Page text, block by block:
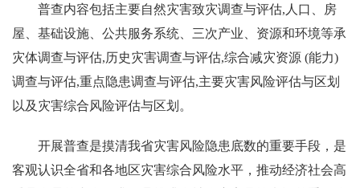
普查内容包括主要自然灾害致灾调查与评估,人口、房
屋、基础设施、公共服务系统、三次产业、资源和环境等承
灾体调查与评估,历史灾害调查与评估,综合减灾资源 (能力)
调查与评估,重点隐患调查与评估,主要灾害风险评估与区划
以及灾害综合风险评估与区划。
开展普查是摸清我省灾害风险隐患底数的重要手段，是
客观认识全省和各地区灾害综合风险水平，推动经济社会高